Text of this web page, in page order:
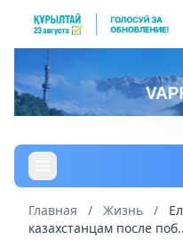
Главная / Жизнь /
казахстанцам после